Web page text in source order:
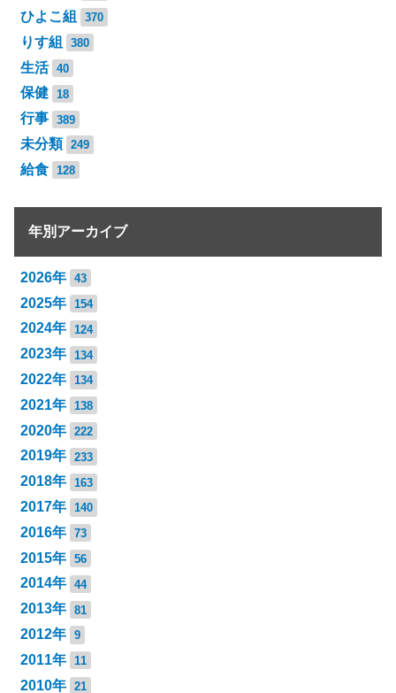
ひよこ組 370
りす組 380
生活 40
保健 18
行事 389
未分類 249
給食 128
年別アーカイブ
2026年 43
2025年 154
2024年 124
2023年 134
2022年 134
2021年 138
2020年 222
2019年 233
2018年 163
2017年 140
2016年 73
2015年 56
2014年 44
2013年 81
2012年 9
2011年 11
2010年 21